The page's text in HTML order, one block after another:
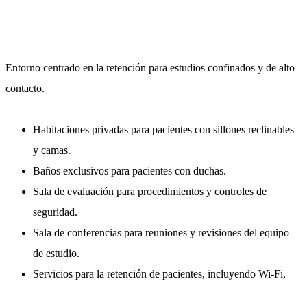
Entorno centrado en la retención para estudios confinados y de alto
contacto.
Habitaciones privadas para pacientes con sillones reclinables
y camas.
Baños exclusivos para pacientes con duchas.
Sala de evaluación para procedimientos y controles de
seguridad.
Sala de conferencias para reuniones y revisiones del equipo
de estudio.
Servicios para la retención de pacientes, incluyendo Wi-Fi,